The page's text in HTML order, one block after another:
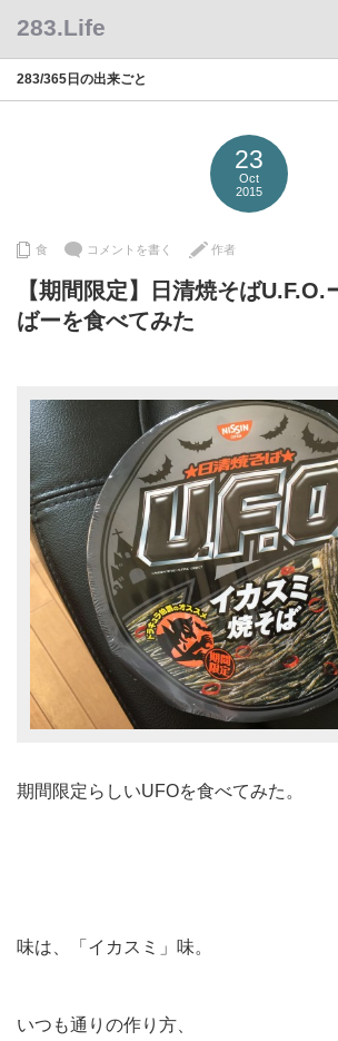
283/365日の出来ごと
23
Oct
2015
食 コメントを書く 作者
【期間限定】日清焼そばU.F.O.
ばーを食べてみた
期間限定らしいUFOを食べてみた。
味は、「イカスミ」味。
いつも通りの作り方、